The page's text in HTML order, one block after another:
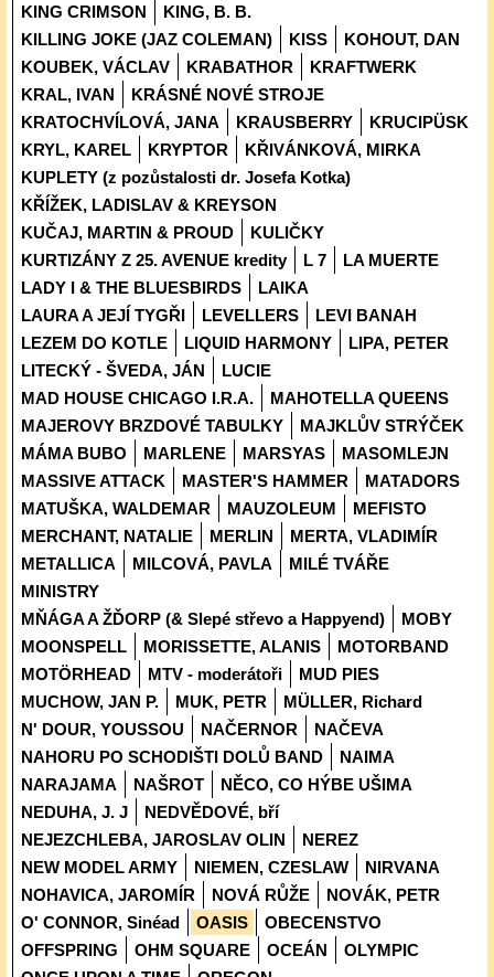
KING CRIMSON
KING, B. B.
KILLING JOKE (JAZ COLEMAN)
KISS
KOHOUT, DAN
KOUBEK, VÁCLAV
KRABATHOR
KRAFTWERK
KRAL, IVAN
KRÁSNÉ NOVÉ STROJE
KRATOCHVÍLOVÁ, JANA
KRAUSBERRY
KRUCIPÜSK
KRYL, KAREL
KRYPTOR
KŘIVÁNKOVÁ, MIRKA
KUPLETY (z pozůstalosti dr. Josefa Kotka)
KŘÍŽEK, LADISLAV & KREYSON
KUČAJ, MARTIN & PROUD
KULIČKY
KURTIZÁNY Z 25. AVENUE kredity
L 7
LA MUERTE
LADY I & THE BLUESBIRDS
LAIKA
LAURA A JEJÍ TYGŘI
LEVELLERS
LEVI BANAH
LEZEM DO KOTLE
LIQUID HARMONY
LIPA, PETER
LITECKÝ - ŠVEDA, JÁN
LUCIE
MAD HOUSE CHICAGO I.R.A.
MAHOTELLA QUEENS
MAJEROVY BRZDOVÉ TABULKY
MAJKLŮV STRÝČEK
MÁMA BUBO
MARLENE MARSYAS
MASOMLEJN
MASSIVE ATTACK
MASTER'S HAMMER
MATADORS
MATUŠKA, WALDEMAR
MAUZOLEUM
MEFISTO
MERCHANT, NATALIE
MERLIN
MERTA, VLADIMÍR
METALLICA
MILCOVÁ, PAVLA
MILÉ TVÁŘE
MINISTRY
MŇÁGA A ŽĎORP (& Slepé střevo a Happyend)
MOBY
MOONSPELL
MORISSETTE, ALANIS
MOTORBAND
MOTÖRHEAD
MTV - moderátoři
MUD PIES
MUCHOW, JAN P.
MUK, PETR
MÜLLER, Richard
N' DOUR, YOUSSOU
NAČERNOR
NAČEVA
NAHORU PO SCHODIŠTI DOLŮ BAND
NAIMA
NARAJAMA
NAŠROT
NĚCO, CO HÝBE UŠIMA
NEDUHA, J. J
NEDVĚDOVÉ, bří
NEJEZCHLEBA, JAROSLAV OLIN
NEREZ
NEW MODEL ARMY
NIEMEN, CZESLAW
NIRVANA
NOHAVICA, JAROMÍR
NOVÁ RŮŽE
NOVÁK, PETR
O' CONNOR, Sinéad
OASIS
OBECENSTVO
OFFSPRING
OHM SQUARE OCEÁN
OLYMPIC